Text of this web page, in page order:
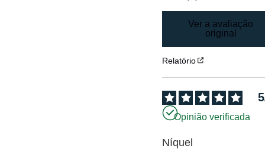
Ver a avaliação
original
Relatório
5
Opinião verificada
Níquel